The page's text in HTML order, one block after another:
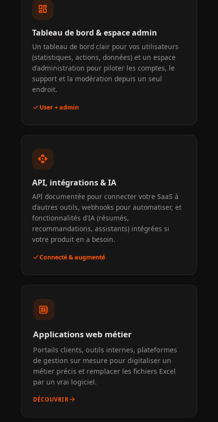
dashboard
Tableau de bord & espace admin
Un tableau de bord clair pour vos utilisateurs
(statistiques, actions, données) et un espace
d'administration pour piloter les comptes, le
support et la modération depuis un seul
endroit.
checkUser + admin
api
API, intégrations & IA
API documentée pour connecter votre SaaS à
d'autres outils, webhooks pour automatiser, et
fonctionnalités d'IA (résumés,
recommandations, assistants) intégrées si
votre produit en a besoin.
checkConnecté & augmenté
developer_board
Applications web métier
Portails clients, outils internes, plateformes
de gestion sur mesure pour digitaliser un
métier précis et remplacer les fichiers Excel
par un vrai logiciel.
DÉCOUVRIRarrow_forward